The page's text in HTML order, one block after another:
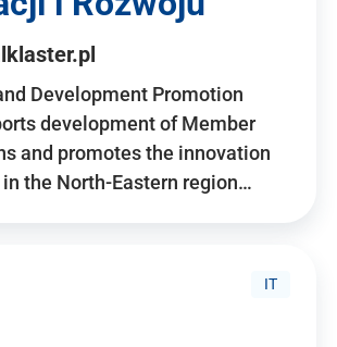
Development Promotion
development of Member
and promotes the innovation
the North-Eastern region…
IT